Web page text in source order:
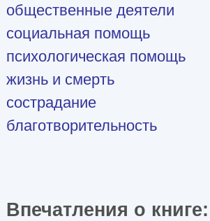
общественные деятели
социальная помощь
психологическая помощь
жизнь и смерть
сострадание
благотворительность
Впечатления о книге: